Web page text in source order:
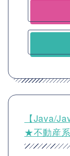
【Java/
★不動産